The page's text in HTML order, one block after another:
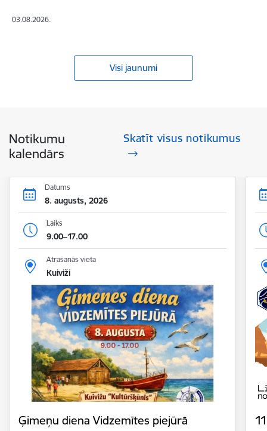
03.08.2026.
Visi jaunumi
Notikumu
kalendārs
Skatīt visus notikumus
Datums
8. augusts, 2026
Laiks
9.00–17.00
Atrašanās vieta
Kuiviži
Ģimeņu diena Vidzemītes piejūrā